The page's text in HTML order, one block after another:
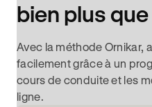
bien plus
Avec la méthode Ornikar,
facilement grâce à un
cours de conduite et les
ligne.